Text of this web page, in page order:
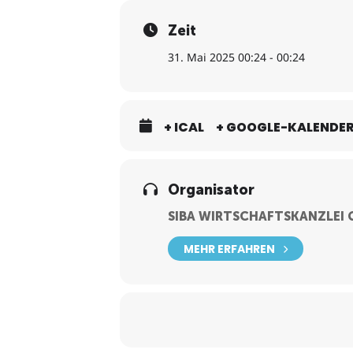
Stammeinlage
Geschäftsführer
Unterschiede UG und GmbH
Gründung mit Musterprotokoll
Zeit
31. Mai 2025 00:24 - 00:24
+ ICAL + GOOGLE-
Organisator
SIBA WIRTSCHAFTSKANZLEI
MEHR ERFAHREN